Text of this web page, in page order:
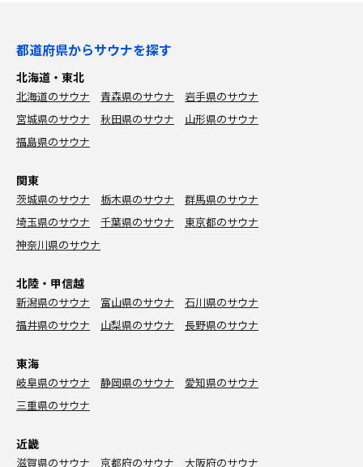
都道府県からサウナを探す
北海道・東北
北海道のサウナ 青森県のサウナ
岩手県のサウナ
宮城県のサウナ
秋田県のサウナ
山形県のサウナ
福島県のサウナ
関東
茨城県のサウナ 栃木県のサウナ
群馬県のサウナ
埼玉県のサウナ
千葉県のサウナ
東京都のサウナ
神奈川県のサウナ
北陸・甲信越
新潟県のサウナ 富山県のサウナ
石川県のサウナ
福井県のサウナ
山梨県のサウナ 長野県のサウナ
東海
岐阜県のサウナ 静岡県のサウナ
愛知県のサウナ
三重県のサウナ
近畿
滋賀県のサウナ 京都府のサウナ 大阪府のサウナ